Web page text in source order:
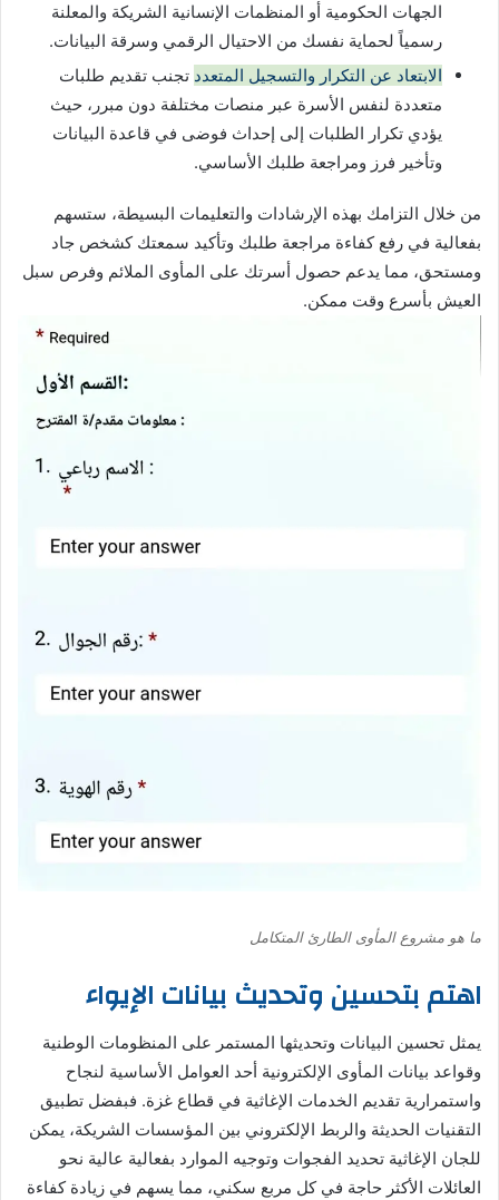
الجهات الحكومية أو المنظمات الإنسانية الشريكة والمعلنة
رسمياً لحماية نفسك من الاحتيال الرقمي وسرقة البيانات.
الابتعاد عن التكرار والتسجيل المتعدد تجنب تقديم طلبات
متعددة لنفس الأسرة عبر منصات مختلفة دون مبرر، حيث
يؤدي تكرار الطلبات إلى إحداث فوضى في قاعدة البيانات
وتأخير فرز ومراجعة طلبك الأساسي.
من خلال التزامك بهذه الإرشادات والتعليمات البسيطة، ستسهم
بفعالية في رفع كفاءة مراجعة طلبك وتأكيد سمعتك كشخص جاد
ومستحق، مما يدعم حصول أسرتك على المأوى الملائم وفرص سبل
العيش بأسرع وقت ممكن.
ما هو مشروع المأوى الطارئ المتكامل
اهتم بتحسين وتحديث بيانات الإيواء
يمثل تحسين البيانات وتحديثها المستمر على المنظومات الوطنية
وقواعد بيانات المأوى الإلكترونية أحد العوامل الأساسية لنجاح
واستمرارية تقديم الخدمات الإغاثية في قطاع غزة. فبفضل تطبيق
التقنيات الحديثة والربط الإلكتروني بين المؤسسات الشريكة، يمكن
للجان الإغاثية تحديد الفجوات وتوجيه الموارد بفعالية عالية نحو
العائلات الأكثر حاجة في كل مربع سكني، مما يسهم في زيادة كفاءة